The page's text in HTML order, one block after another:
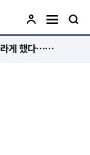
동네의원에서 시작해 세계를 놀라게 했다…관악구 50년 병원의 기적